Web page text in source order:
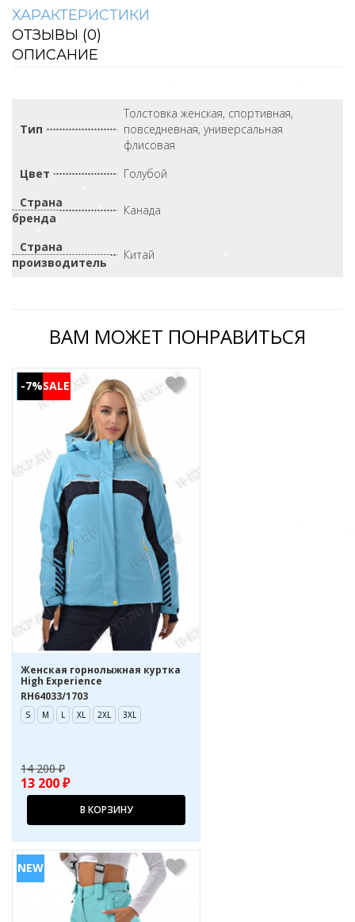
ХАРАКТЕРИСТИКИ
ОТЗЫВЫ (0)
ОПИСАНИЕ
Тип
Толстовка женская, спортивная,
повседневная, универсальная
флисовая
Цвет
Голубой
Страна
бренда
Канада
Страна
производитель
Китай
ВАМ МОЖЕТ ПОНРАВИТЬСЯ
-7%
Женская горнолыжная куртка
High Experience
RH64033/1703
S M L XL 2XL 3XL
14 200 ₽
13 200 ₽
В КОРЗИНУ